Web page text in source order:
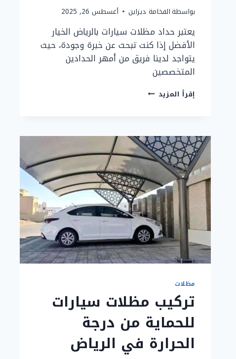
بواسطةالفخامة ديزاين أغسطس 26, 2025
يعتبر حداد مظلات سيارات بالرياض الخيار
الأفضل إذا كنت تبحث عن خبرة وجودة، حيث
يتواجد لدينا فريق من أمهر الحدادين
المتخصصين
إقرأ المزيد حداد
–
تركيب
مظلات
سيارات
الرياض
مظلات
تركيب مظلات سيارات
للحماية من درجة
الحرارة في الرياض